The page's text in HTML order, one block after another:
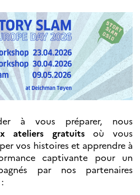
Étudier en France
Campus France
Norvège en voyage en
France
Étudier en
Norvège
Doctorats et post-
doctorats en
France
French+Sciences
French+Gastronomy et
French+ Hospitality
Témoignages
Alumni
à vous préparer, nous
ateliers gratuitsoù vous
vos histoires et apprendre à
captivante pour un
par nos partenaires